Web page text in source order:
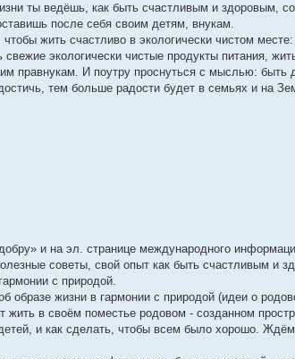
ты ведёшь, как быть счастливым и здоровым,
после себя своим детям, внукам.
жить счастливо в экологически чистом месте:
экологически чистые продукты питания,
правнукам. И поутру проснуться с мыслью: быть
тем больше радости будет в семьях и на
и на эл. странице международного
советы, свой опыт как быть счастливым и
с природой.
образе жизни в гармонии с природой (идеи о
жить в своём поместье родовом - созданном
и как сделать, чтобы всем было хорошо.